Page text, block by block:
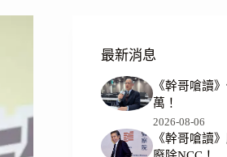
最新消息
《幹哥嗆讀
萬！
2026-08-06
《幹哥嗆讀